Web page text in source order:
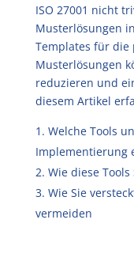
ISO 27001 nicht
Musterlösungen
Templates für die
Musterlösungen
reduzieren und
diesem Artikel
Welche Tools
Implementierung
Wie diese
Wie Sie
vermeiden